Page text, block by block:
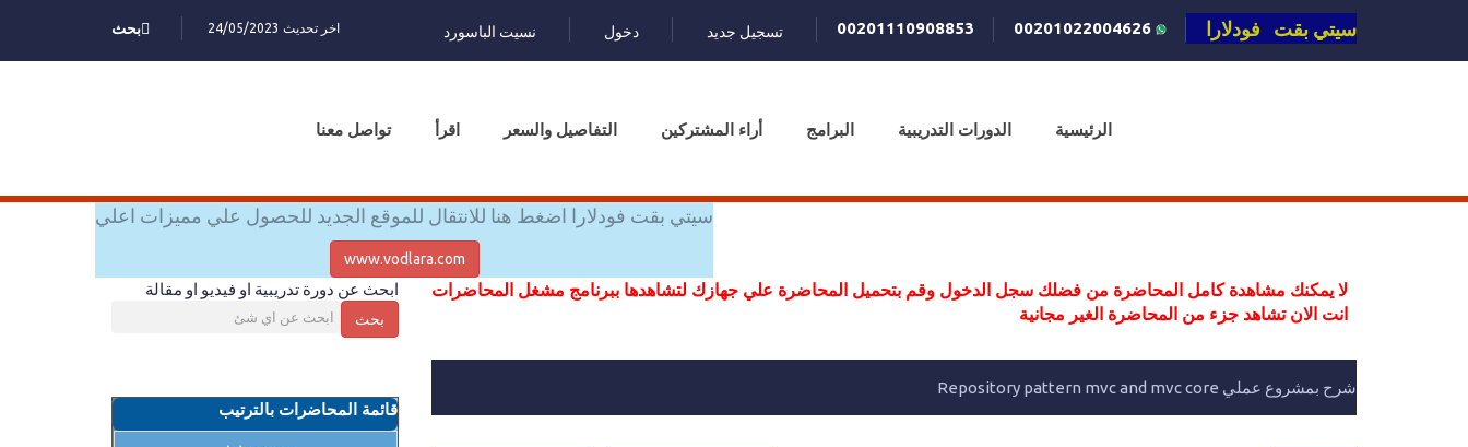
سيتي بقت فودلارا 00201110908853 تسجيل جديد دخول نسيت الباسورد اخر تحديث 24/05/2023 بحث
الرئيسية الدورات التدريبية البرامج أراء المشتركين التفاصيل والسعر اقرأ تواصل معنا
سيتي بقت فودلارا اضغط هنا للانتقال للموقع الجديد للحصول علي مميزات اعلي
www.vodlara.com
لا يمكنك مشاهدة كامل المحاضرة من فضلك سجل الدخول وقم بتحميل المحاضرة علي جهازك لتشاهدها ببرنامج مشغل المحاضرات
انت الان تشاهد جزء من المحاضرة الغير مجانية
شرح بمشروع عملي Repository pattern mvc and mvc core
ابحث عن دورة تدريبية او فيديو او مقالة
بحث
قائمة المحاضرات بالترتيب